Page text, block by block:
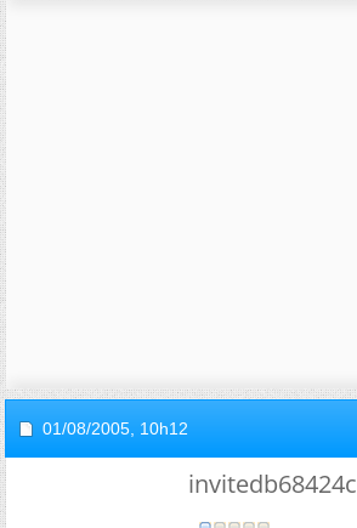
01/08/2005, 10h12
invitedb68424c